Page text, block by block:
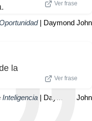
Ver frase
| Daymond John
la
Ver frase
Inteligencia | Daymond John